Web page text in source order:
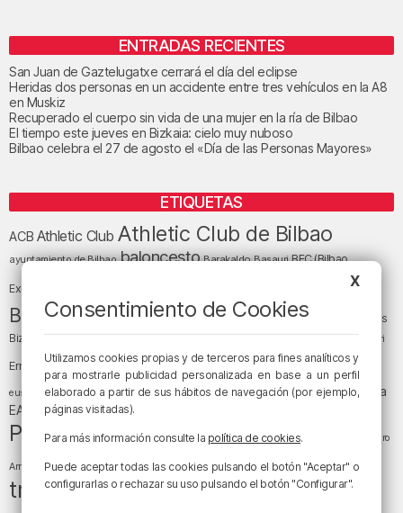
ENTRADAS RECIENTES
San Juan de Gaztelugatxe cerrará el día del eclipse
Heridas dos personas en un accidente entre tres vehículos en la A8
en Muskiz
Recuperado el cuerpo sin vida de una mujer en la ría de Bilbao
El tiempo este jueves en Bizkaia: cielo muy nuboso
Bilbao celebra el 27 de agosto el «Día de las Personas Mayores»
ETIQUETAS
ACB Athletic Club Athletic Club de Bilbao
ayuntamiento de Bilbao baloncesto Barakaldo Basauri BEC (Bilbao
Exhibition Center) Bizkaia
Bizkaia y sus comarcas Copa del Rey cultura
Cáritas
Bizkaia
Deusto Diócesis de Bilbao Egunon Bizkaia el tiempo Enkarterri
Ernesto Valverde Ertzaintza Euskadi (País Vasco)
euskera fiestas fútbol Gobierno vasco juanma jubera LaLiga LaLiga
EA Sports Liga Endesa
Política religión San Mamés sociedadsucesos Teatro
Arriaga tiempotiempo atmosféricotráfico
tráfico en Bizkaia
X
Consentimiento de Cookies
Utilizamos cookies propias y de terceros para fines analíticos y
para mostrarle publicidad personalizada en base a un perfil
elaborado a partir de sus hábitos de navegación (por ejemplo,
páginas visitadas).
Para más información consulte la política de cookies.
Puede aceptar todas las cookies pulsando el botón "Aceptar" o
configurarlas o rechazar su uso pulsando el botón "Configurar".